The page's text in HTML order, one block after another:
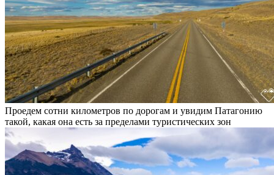
Проедем сотни километров по дорогам и увидим Патагонию
такой, какая она есть за пределами туристических зон